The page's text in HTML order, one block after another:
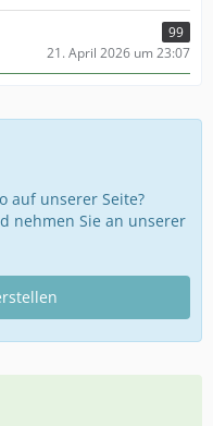
99
21. April 2026 um 23:07
auf unserer Seite?
nehmen Sie an unserer